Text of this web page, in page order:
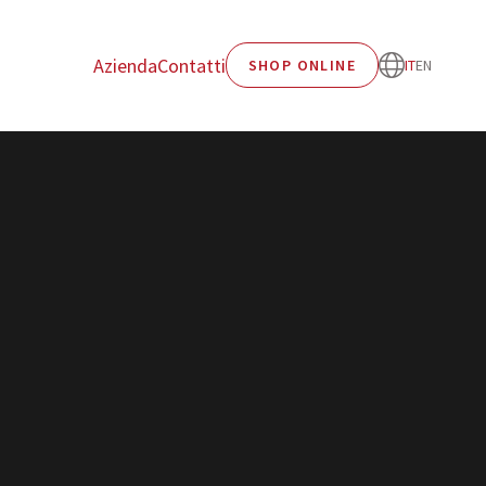
AziendaContatti SHOP ONLINE ITEN